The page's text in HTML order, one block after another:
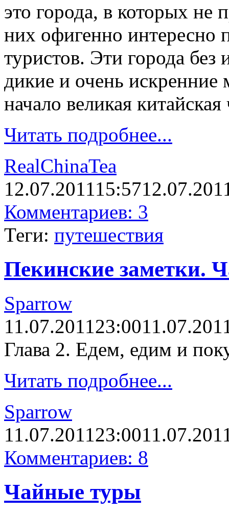
это города, в которых не
них офигенно интересно
туристов. Эти города
дикие и очень искренние
начало великая
Читать подробнее...
RealChinaTea
12.07.201115:57
Комментариев: 3
Теги: путешествия
Пекинские заметки.
Sparrow
11.07.201123:00
Глава 2. Едем, едим и
Читать подробнее...
Sparrow
11.07.201123:00
Комментариев: 8
Чайные туры